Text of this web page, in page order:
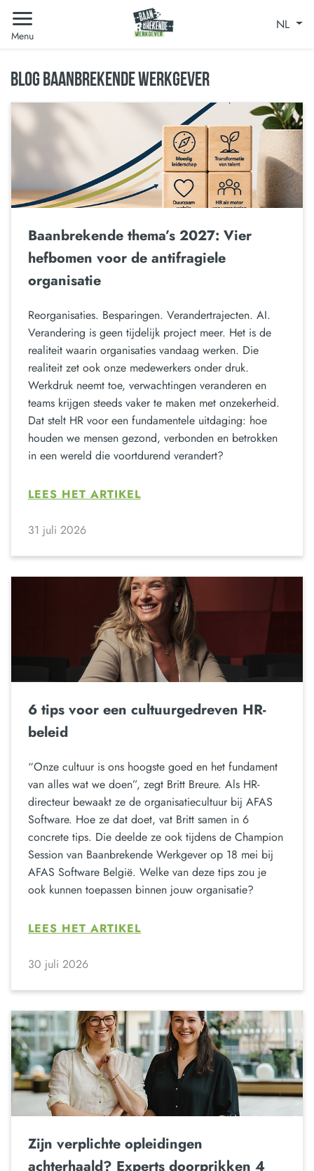
Menu
NL
BLOG BAANBREKENDE WERKGEVER
Baanbrekende thema’s 2027: Vier
hefbomen voor de antifragiele
organisatie
Reorganisaties. Besparingen. Verandertrajecten. AI.
Verandering is geen tijdelijk project meer. Het is de
realiteit waarin organisaties vandaag werken. Die
realiteit zet ook onze medewerkers onder druk.
Werkdruk neemt toe, verwachtingen veranderen en
teams krijgen steeds vaker te maken met onzekerheid.
Dat stelt HR voor een fundamentele uitdaging: hoe
houden we mensen gezond, verbonden en betrokken
in een wereld die voortdurend verandert?
LEES HET ARTIKEL
31 juli 2026
6 tips voor een cultuurgedreven HR-
beleid
“Onze cultuur is ons hoogste goed en het fundament
van alles wat we doen”, zegt Britt Breure. Als HR-
directeur bewaakt ze de organisatiecultuur bij AFAS
Software. Hoe ze dat doet, vat Britt samen in 6
concrete tips. Die deelde ze ook tijdens de Champion
Session van Baanbrekende Werkgever op 18 mei bij
AFAS Software België. Welke van deze tips zou je
ook kunnen toepassen binnen jouw organisatie?
LEES HET ARTIKEL
30 juli 2026
Zijn verplichte opleidingen
achterhaald? Experts doorprikken 4